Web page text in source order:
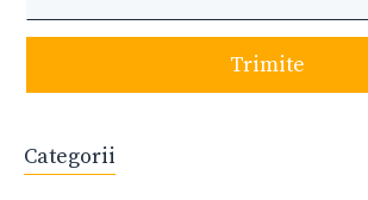
Trimite
Categorii